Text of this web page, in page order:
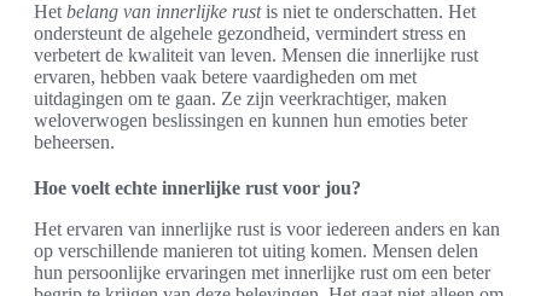
Het belang van innerlijke rustis niet te onderschatten. Het
ondersteunt de algehele gezondheid, vermindert stress en
verbetert de kwaliteit van leven. Mensen die innerlijke rust
ervaren, hebben vaak betere vaardigheden om met
uitdagingen om te gaan. Ze zijn veerkrachtiger, maken
weloverwogen beslissingen en kunnen hun emoties beter
beheersen.
Hoe voelt echte innerlijke rust voor jou?
Het ervaren van innerlijke rust is voor iedereen anders en kan
op verschillende manieren tot uiting komen. Mensen delen
hun persoonlijke ervaringen met innerlijke rust om een beter